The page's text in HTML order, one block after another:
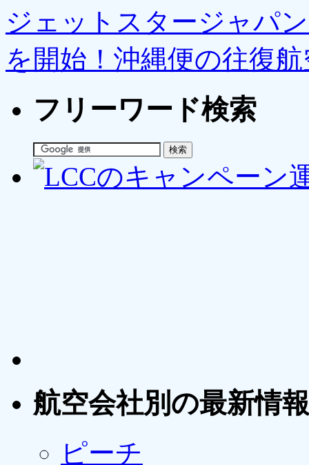
ジェットスタージャパ
を開始！沖縄便の往復
フリーワード検索
航空会社別の最新情報
ピーチ